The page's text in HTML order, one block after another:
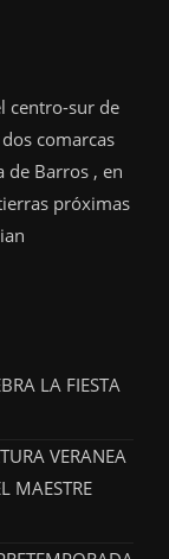
centro-sur de
comarcas
de Barros , en
próximas
LA FIESTA
VERANEA
MAESTRE